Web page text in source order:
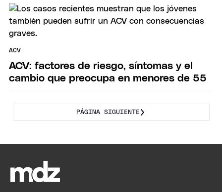
ACV
ACV: factores de riesgo, síntomas y el
cambio que preocupa en menores de 55
PÁGINA SIGUIENTE